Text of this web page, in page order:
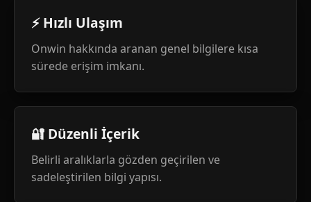
⚡ Hızlı Ulaşım
Onwin hakkında aranan genel bilgilere kısa
sürede erişim imkanı.
🔐 Düzenli İçerik
Belirli aralıklarla gözden geçirilen ve
sadeleştirilen bilgi yapısı.